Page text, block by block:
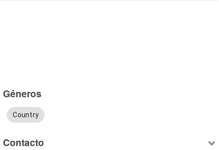
Géneros
Country
Contacto